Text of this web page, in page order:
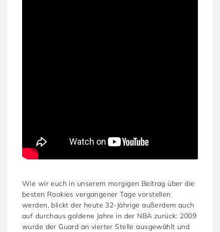
Wie wir euch in unserem morgigen Beitrag über die
besten Rookies vergangener Tage vorstellen
werden, blickt der heute 32-Jährige außerdem auch
auf durchaus goldene Jahre in der NBA zurück: 2009
wurde der Guard an vierter Stelle ausgewählt und